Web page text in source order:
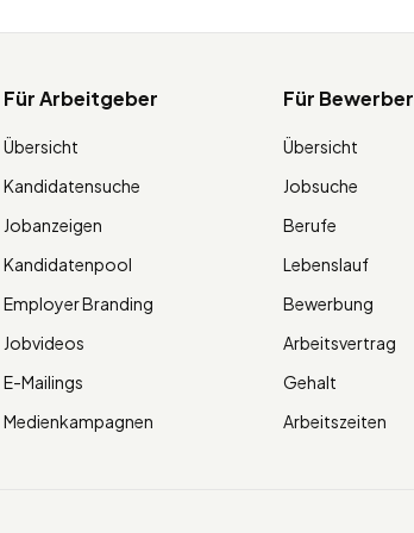
Für Arbeitgeber
Übersicht
Kandidatensuche
Jobanzeigen
Kandidatenpool
Employer Branding
Jobvideos
E-Mailings
Medienkampagnen
Für Bewerber
Übersicht
Jobsuche
Berufe
Lebenslauf
Bewerbung
Arbeitsvertrag
Gehalt
Arbeitszeiten